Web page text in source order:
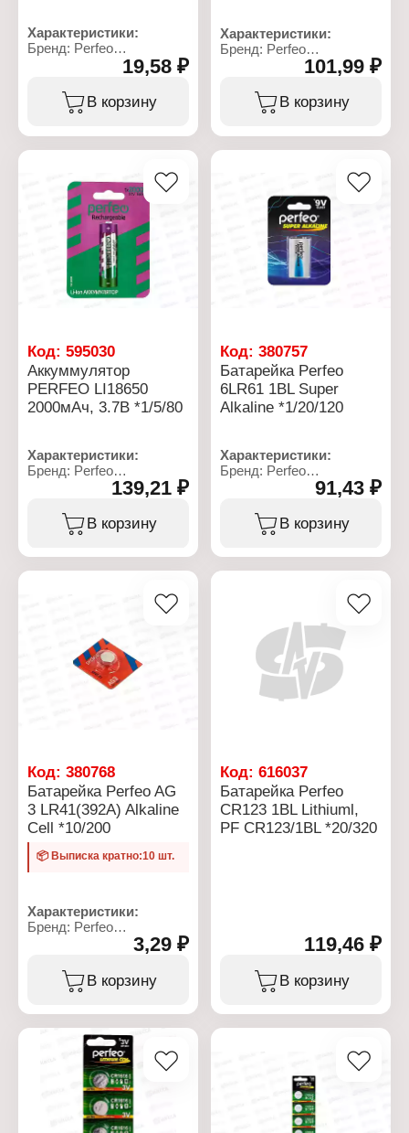
Характеристики:
Бренд: Perfeo
Артикул: PF LR6/10BL
Серия: Super Alkaline
Тип товара: Батарейка
Типоразмер: AA, LR6
алкалиновая (щелочная)
Количество в упаковке:
Упаковка: блистер
19,58 ₽
В корзину
Характеристики:
Бренд: Perfeo
Артикул: PF_C3009
Тип товара: Аккумулятор
Особенность:
перезаряжаемый
Количество в упаковке: 1
Емкость аккумулятора:
2600 мАч
Упаковка: блистер
101,99 ₽
В корзину
Код: 595030
Аккуммулятор
PERFEO LI18650
2000мАч, 3.7В *1/5/80
Характеристики:
Бренд: Perfeo
Артикул: PF_C3317
Тип товара: Аккумулятор
Особенность:
перезаряжаемый
Количество в упаковке: 1
Max количество циклов
перезарядки: до 1000
циклов зарядки
139,21 ₽
В корзину
Код:380757
Батарейка Perfeo
6LR61 1BL Super
Alkaline *1/20/120
Характеристики:
Бренд: Perfeo
Серия: Super Alkaline
Тип товара: Батарейка
Типоразмер: 6LR61
Рабочее напряжение: 9 В
91,43 ₽
В корзину
Код: 380768
Батарейка Perfeo AG
3 LR41(392A) Alkaline
Cell *10/200
📦 Выписка кратно:10 шт.
Характеристики:
Бренд: Perfeo
Артикул: PF LR41/10BL
Серия: Alkaline Cell
Тип товара: Батарейка
Типоразмер: LR41,392A,
алкалиновая (щелочная)
Напряжение: 1,5 В
Количество в упаковке:
Упаковка: блистер
3,29 ₽
В корзину
Код:616037
Батарейка Perfeo
CR123 1BL Lithiuml,
PF CR123/1BL *20/320
119,46 ₽
В корзину